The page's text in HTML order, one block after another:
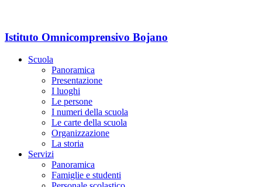
Istituto Omnicomprensivo Bojano
Scuola
Panoramica
Presentazione
I luoghi
Le persone
I numeri della scuola
Le carte della scuola
Organizzazione
La storia
Servizi
Panoramica
Famiglie e studenti